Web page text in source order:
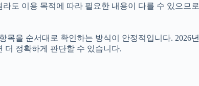
도 이용 목적에 따라 필요한 내용이 다를 수 있으므
을 순서대로 확인하는 방식이 안정적입니다. 2026
더 정확하게 판단할 수 있습니다.